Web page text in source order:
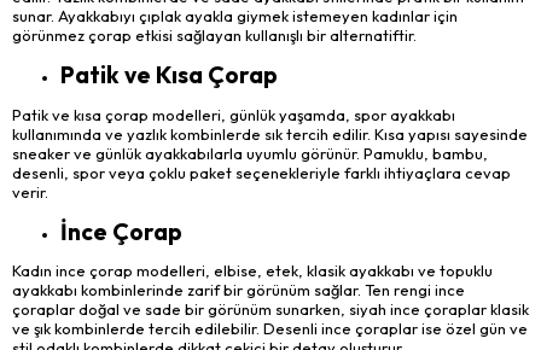
sunar. Ayakkabıyı çıplak ayakla giymek istemeyen kadınlar için
görünmez çorap etkisi sağlayan kullanışlı bir alternatiftir.
Patik ve Kısa Çorap
Patik ve kısa çorap modelleri, günlük yaşamda, spor ayakkabı
kullanımında ve yazlık kombinlerde sık tercih edilir. Kısa yapısı sayesinde
sneaker ve günlük ayakkabılarla uyumlu görünür. Pamuklu, bambu,
desenli, spor veya çoklu paket seçenekleriyle farklı ihtiyaçlara cevap
verir.
İnce Çorap
Kadın ince çorap modelleri, elbise, etek, klasik ayakkabı ve topuklu
ayakkabı kombinlerinde zarif bir görünüm sağlar. Ten rengi ince
çoraplar doğal ve sade bir görünüm sunarken, siyah ince çoraplar klasik
ve şık kombinlerde tercih edilebilir. Desenli ince çoraplar ise özel gün ve